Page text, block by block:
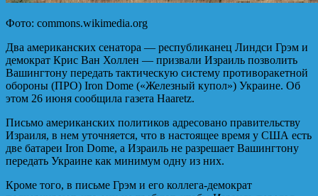
Фото: commons.wikimedia.org
Два американских сенатора — республиканец Линдси Грэм и
демократ Крис Ван Холлен — призвали Израиль позволить
Вашингтону передать тактическую систему противоракетной
обороны (ПРО) Iron Dome («Железный купол») Украине. Об
этом 26 июня сообщила газета Haaretz.
Письмо американских политиков адресовано правительству
Израиля, в нем уточняется, что в настоящее время у США есть
две батареи Iron Dome, а Израиль не разрешает Вашингтону
передать Украине как минимум одну из них.
Кроме того, в письме Грэм и его коллега-демократ